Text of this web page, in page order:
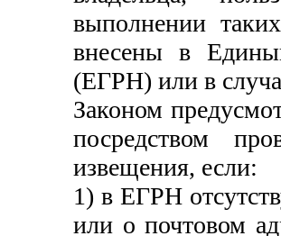
выполнении
внесены в
(ЕГРН) или в
Законом
посредством
извещения, если:
1) в ЕГРН
или о почтовом